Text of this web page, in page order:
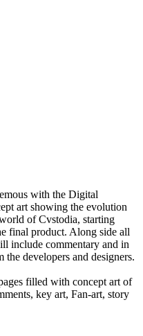
with the Digital
art showing the evolution
of Cvstodia, starting
final product. Along side all
include commentary and in
the developers and designers.
filled with concept art of
key art, Fan-art, story